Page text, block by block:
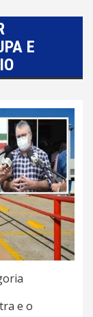
E
e o